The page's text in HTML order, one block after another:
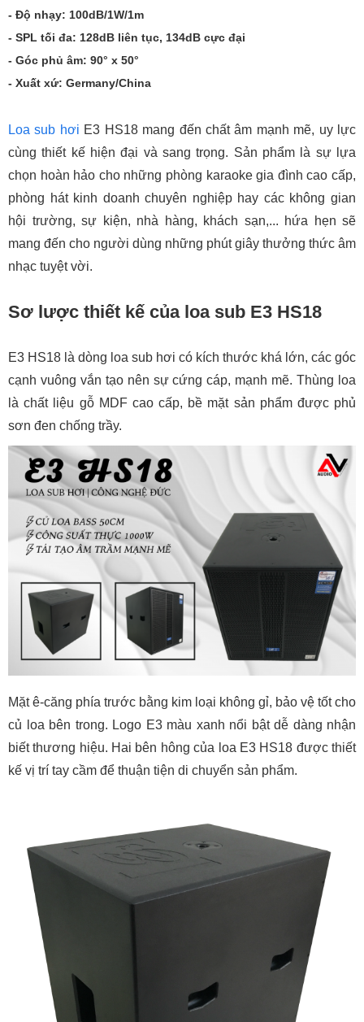
- Độ nhạy: 100dB/1W/1m
- SPL tối đa: 128dB liên tục, 134dB cực đại
- Góc phủ âm: 90° x 50°
- Xuất xứ: Germany/China
Loa sub hơi E3 HS18 mang đến chất âm mạnh mẽ, uy lực
cùng thiết kế hiện đại và sang trọng. Sản phẩm là sự lựa
chọn hoàn hảo cho những phòng karaoke gia đình cao cấp,
phòng hát kinh doanh chuyên nghiệp hay các không gian
hội trường, sự kiện, nhà hàng, khách sạn,... hứa hẹn sẽ
mang đến cho người dùng những phút giây thưởng thức âm
nhạc tuyệt vời.
Sơ lược thiết kế của loa sub E3 HS18
E3 HS18 là dòng loa sub hơi có kích thước khá lớn, các góc
cạnh vuông vắn tạo nên sự cứng cáp, mạnh mẽ. Thùng loa
là chất liệu gỗ MDF cao cấp, bề mặt sản phẩm được phủ
sơn đen chống trầy.
Mặt ê-căng phía trước bằng kim loại không gỉ, bảo vệ tốt cho
củ loa bên trong. Logo E3 màu xanh nổi bật dễ dàng nhận
biết thương hiệu. Hai bên hông của loa E3 HS18 được thiết
kế vị trí tay cầm để thuận tiện di chuyển sản phẩm.